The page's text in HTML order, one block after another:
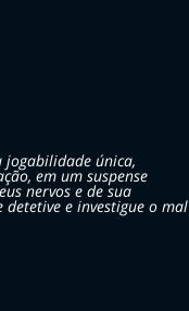
jogabilidade única,
em um suspense
nervos e de sua
e investigue o mal